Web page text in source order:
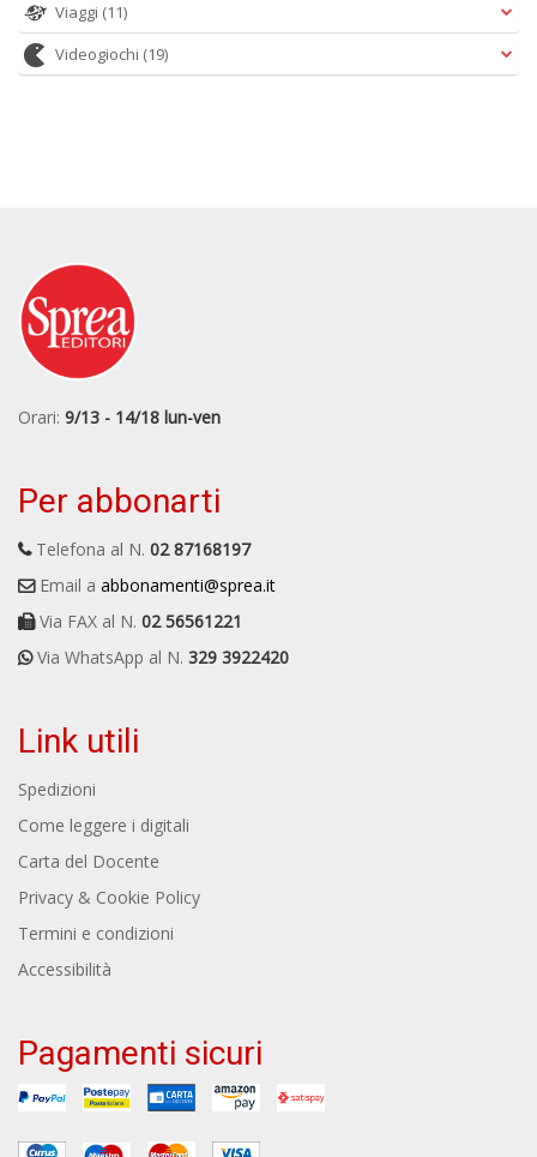
Viaggi (11)
Videogiochi (19)
Orari: 9/13 - 14/18 lun-ven
Per abbonarti
Telefona al N. 02 87168197
Email a abbonamenti@sprea.it
Via FAX al N. 02 56561221
Via WhatsApp al N. 329 3922420
Link utili
Spedizioni
Come leggere i digitali
Carta del Docente
Privacy & Cookie Policy
Termini e condizioni
Accessibilità
Pagamenti sicuri